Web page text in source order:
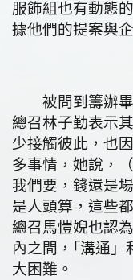
服飾組也有動態
據他們的提案與
被問到籌辦畢
總召林子勤表示
少接觸彼此，也
多事情，她說，
我們要，錢還是
是人頭算，這些
總召馬愷婗也認
內之間，｢溝通
大困難。